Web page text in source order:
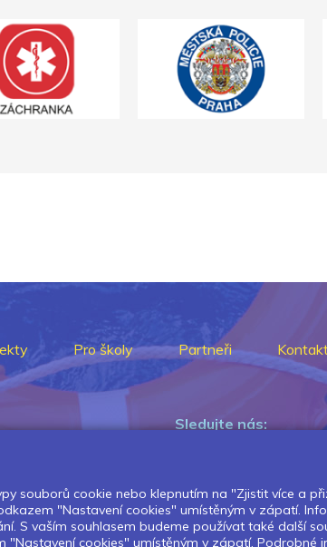
Pro školy Partneři
Sledujte nás:
Pokud chcete dostávat
Newsletter kliknětezde.
souborů cookie nebo klepnutím na "Zjistit více a
"Nastavení cookies" umístěným v zápatí.
S vaším souhlasem budeme používat také další
cookies" umístěným v zápatí.